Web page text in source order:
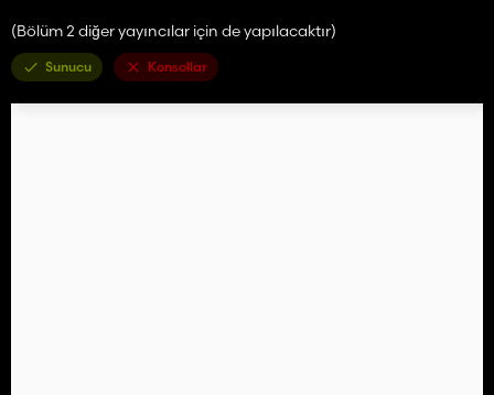
(Bölüm 2 diğer yayıncılar için de yapılacaktır)
Sunucu Konsollar